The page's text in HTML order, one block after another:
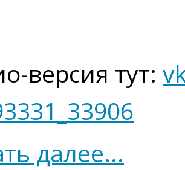
версия тут:
далее...